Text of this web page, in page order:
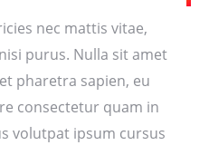
nec mattis vitae,
purus. Nulla sit amet
pharetra sapien, eu
consectetur quam in
volutpat ipsum cursus